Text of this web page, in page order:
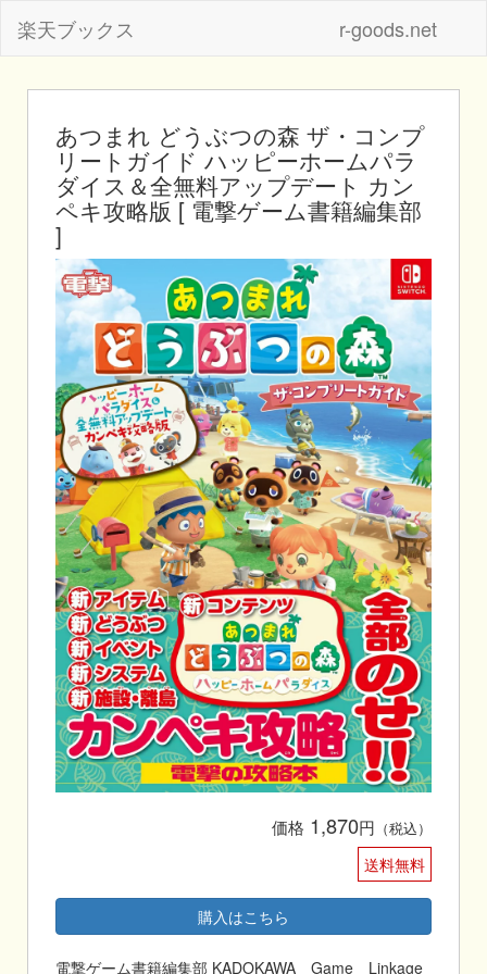
楽天ブックス r-goods.net
あつまれ どうぶつの森 ザ・コンプ
リートガイド ハッピーホームパラ
ダイス＆全無料アップデート カン
ペキ攻略版 [ 電撃ゲーム書籍編集部
]
価格 1,870円 （税込）
送料無料
購入はこちら
電撃ゲーム書籍編集部 KADOKAWA Game Linkage